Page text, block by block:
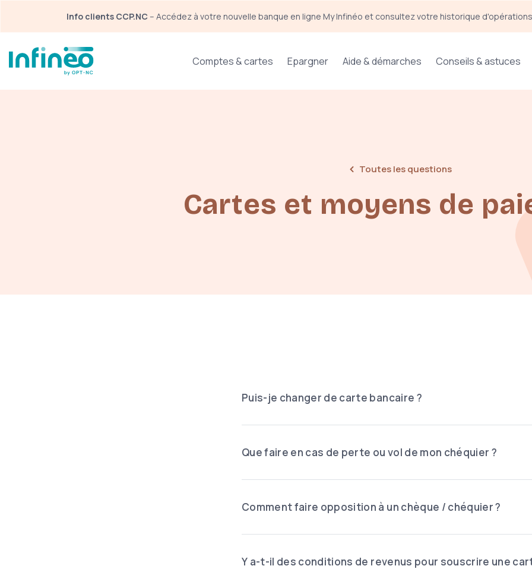
Info clients CCP.NC – Accédez à votre nouvelle banque en ligne My Infinéo et consultez votre historique
Menu espace particulier
Comptes & cartes Epargner Aide & démarches Conseils & astuces
Toutes les questions
Cartes et moyens de
Puis-je changer de carte bancaire ?
Que faire en cas de perte ou vol de mon chéquier ?
Comment faire opposition à un chèque / chéquier ?
Y a-t-il des conditions de revenus pour souscrire une